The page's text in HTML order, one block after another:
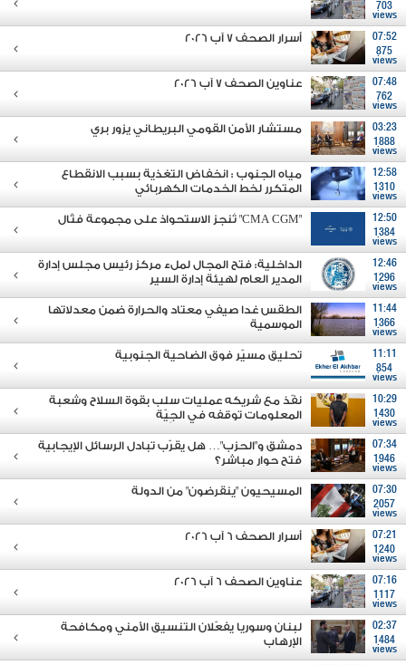
703
views
07:52
875
views
أسرار الصحف 7 آب 2026
07:48
762
views
عناوين الصحف 7 آب 2026
03:23
1888
views
مستشار الأمن القومي البريطاني يزور بري
12:58
1310
views
مياه الجنوب : انخفاض التغذية بسبب الانقطاع
المتكرر لخط الخدمات الكهربائي
12:50
1384
views
"CMA CGM" تُنجز الاستحواذ على مجموعة فتّال
12:46
1296
views
الداخلية: فتح المجال لملء مركز رئيس مجلس إدارة
المدير العام لهيئة إدارة السير
11:44
1366
views
الطقس غدا صيفي معتاد والحرارة ضمن معدلاتها
الموسمية
11:11
854
views
تحليق مسيّر فوق الضاحية الجنوبية
10:29
1430
views
نفّذ مع شريكه عمليات سلب بقوة السلاح وشعبة
المعلومات توقفه في الجِيّة
07:34
1946
views
دمشق و"الحزب"… هل يقرّب تبادل الرسائل الإيجابية
فتح حوار مباشر؟
07:30
2057
views
المسيحيون "ينقرضون" من الدولة
07:21
1240
views
أسرار الصحف 6 آب 2026
07:16
1117
views
عناوين الصحف 6 آب 2026
02:37
1484
views
لبنان وسوريا يفعّلان التنسيق الأمني ومكافحة
الإرهاب